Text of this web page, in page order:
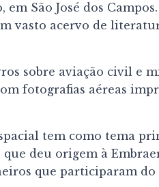
São José dos
vasto acervo de
sobre aviação civil e
fotografias aéreas
tem como tema
deu origem à
que participaram